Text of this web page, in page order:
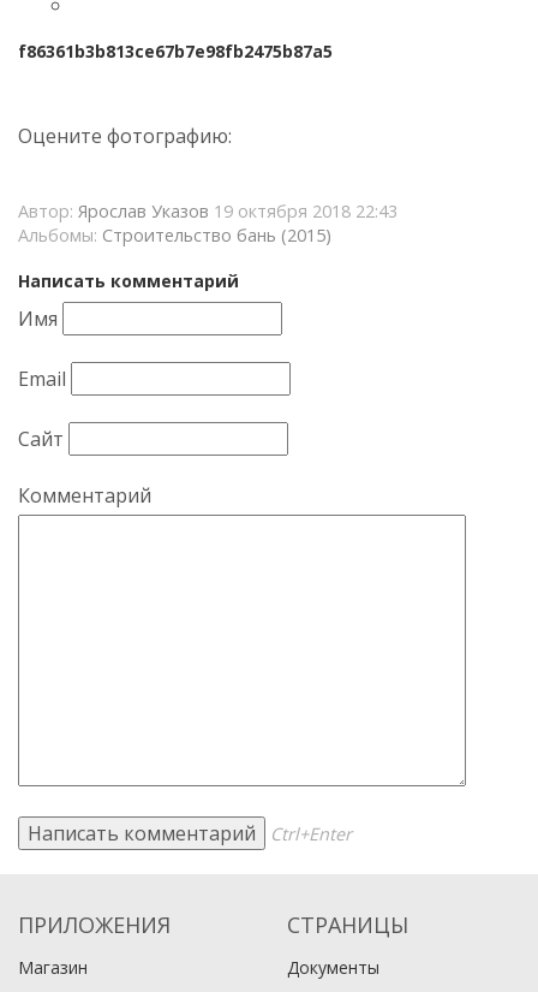
f86361b3b813ce67b7e98fb2475b87a5
Оцените фотографию:
Автор: Ярослав Указов 19 октября 2018 22:43
Альбомы: Строительство бань (2015)
Написать комментарий
Имя
Email
Сайт
Комментарий
Ctrl+Enter
ПРИЛОЖЕНИЯ
Магазин
СТРАНИЦЫ
Документы